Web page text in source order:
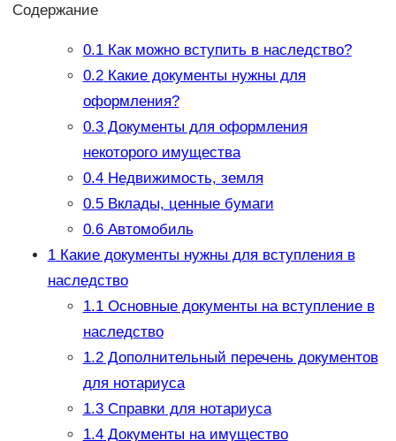
Содержание
0.1Как можно вступить в наследство?
0.2Какие документы нужны для
оформления?
0.3Документы для оформления
некоторого имущества
0.4Недвижимость, земля
0.5Вклады, ценные бумаги
0.6Автомобиль
1Какие документы нужны для вступления в
наследство
1.1Основные документы на вступление в
наследство
1.2Дополнительный перечень документов
для нотариуса
1.3Справки для нотариуса
1.4Документы на имущество